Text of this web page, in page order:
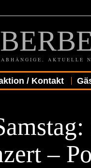
AKTUELLE
/ Kontakt
–